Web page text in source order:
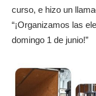
curso, e hizo un
“¡Organizamos las
domingo 1 de junio!”